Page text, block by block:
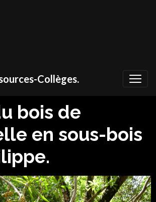
Collèges.
bois de
en sous-bois